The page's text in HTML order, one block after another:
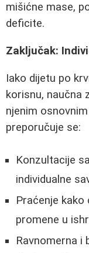
mišićne mase,
deficite.
Zaključak:
Iako dijetu po
korisnu, naučna
njenim
preporučuje se:
Konzultacije
individualne
Praćenje
promene u
Ravnomerna i